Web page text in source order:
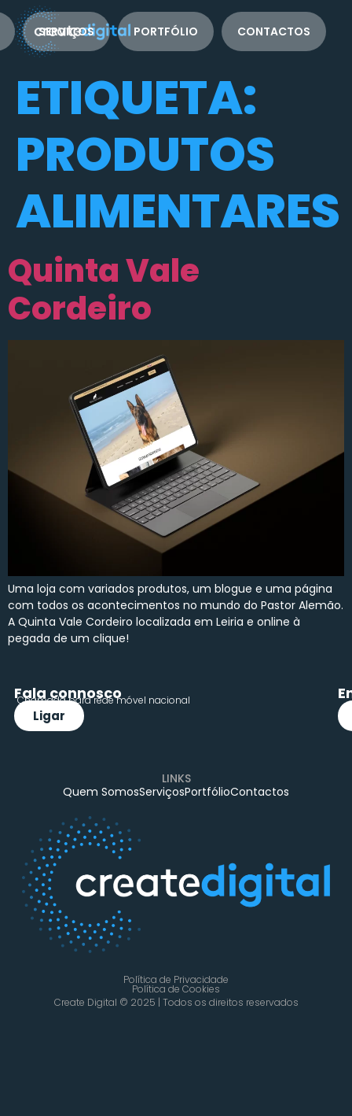
SERVIÇOS PORTFÓLIO CONTACTOS
ETIQUETA:
PRODUTOS
ALIMENTARES
Quinta Vale
Cordeiro
Uma loja com variados produtos, um blogue e uma página
com todos os acontecimentos no mundo do Pastor Alemão.
A Quinta Vale Cordeiro localizada em Leiria e online à
pegada de um clique!
Fala connosco
Chamada para rede móvel nacional
Ligar
LINKS
Quem SomosServiçosPortfólioContactos
Política de Privacidade
Política de Cookies
Create Digital © 2025 | Todos os direitos reservados